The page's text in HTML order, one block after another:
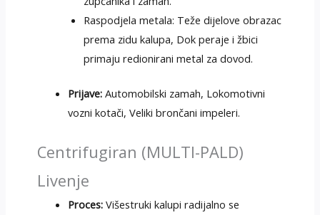
Raspodjela metala: Teže dijelove obrazac
prema zidu kalupa, Dok peraje i žbici
primaju redionirani metal za dovod.
Prijave: Automobilski zamah, Lokomotivni
vozni kotači, Veliki brončani impeleri.
Centrifugiran (MULTI-PALD)
Livenje
Proces: Višestruki kalupi radijalno se